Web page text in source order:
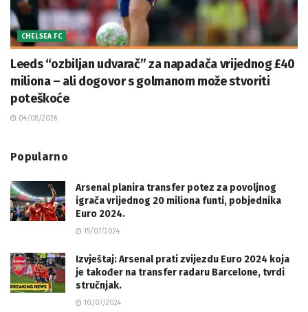
CHELSEA FC
Leeds “ozbiljan udvarač” za napadača vrijednog £40
miliona – ali dogovor s golmanom može stvoriti
poteškoće
04/08/2026
Popularno
Arsenal planira transfer potez za povoljnog
igrača vrijednog 20 miliona funti, pobjednika
Euro 2024.
15/07/2024
Izvještaj: Arsenal prati zvijezdu Euro 2024 koja
je također na transfer radaru Barcelone, tvrdi
stručnjak.
10/07/2024